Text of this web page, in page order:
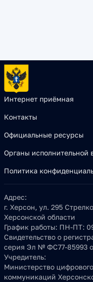
Интернет приёмная
Контакты
Официальные ресурсы
Органы исполнительной
Политика
Адрес:
г. Херсон, ул. 295
Херсонской области
График работы: ПН-ПТ:
Свидетельство о
серия Эл № ФС77-85993
Учредитель:
Министерство
коммуникаций